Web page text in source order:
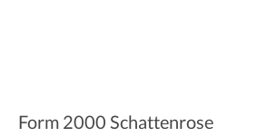
Form 2000 Schattenrose